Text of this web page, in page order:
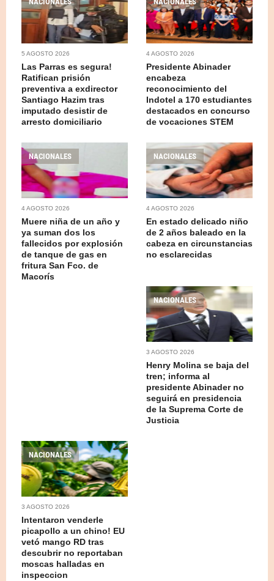
5 AGOSTO 2026
Las Parras es segura!
Ratifican prisión
preventiva a exdirector
Santiago Hazim tras
imputado desistir de
arresto domiciliario
4 AGOSTO 2026
Presidente Abinader
encabeza
reconocimiento del
Indotel a 170 estudiantes
destacados en concurso
de vocaciones STEM
NACIONALES
4 AGOSTO 2026
Muere niña de un año y
ya suman dos los
fallecidos por explosión
de tanque de gas en
fritura San Fco. de
Macorís
NACIONALES
4 AGOSTO 2026
En estado delicado niño
de 2 años baleado en la
cabeza en circunstancias
no esclarecidas
NACIONALES
3 AGOSTO 2026
Henry Molina se baja del
tren; informa al
presidente Abinader no
seguirá en presidencia
de la Suprema Corte de
Justicia
NACIONALES
3 AGOSTO 2026
Intentaron venderle
picapollo a un chino! EU
vetó mango RD tras
descubrir no reportaban
moscas halladas en
inspeccion